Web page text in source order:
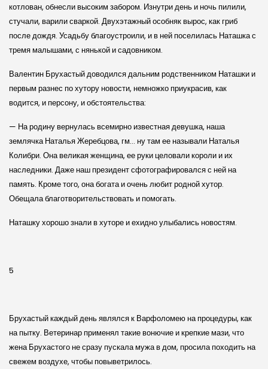
котлован, обнесли высоким забором. Изнутри день и ночь пилили,
стучали, варили сваркой. Двухэтажный особняк вырос, как гриб
после дождя. Усадьбу благоустроили, и в ней поселилась Наташка с
тремя малышами, с нянькой и садовником.
Валентин Брухастый доводился дальним родственником Наташки и
первым разнес по хутору новости, немножко приукрасив, как
водится, и персону, и обстоятельства:
— На родину вернулась всемирно известная девушка, наша
землячка Наталья Жеребцова, гм… ну там ее называли Наталья
Колибри. Она великая женщина, ее руки целовали короли и их
наследники. Даже наш президент сфотографировался с ней на
память. Кроме того, она богата и очень любит родной хутор.
Обещала благотворительствовать и помогать.
Наташку хорошо знали в хуторе и ехидно улыбались новостям.
5
Брухастый каждый день являлся к Варфоломею на процедуры, как
на пытку. Ветеринар применял такие вонючие и крепкие мази, что
жена Брухастого не сразу пускала мужа в дом, просила походить на
свежем воздухе, чтобы повыветрилось.